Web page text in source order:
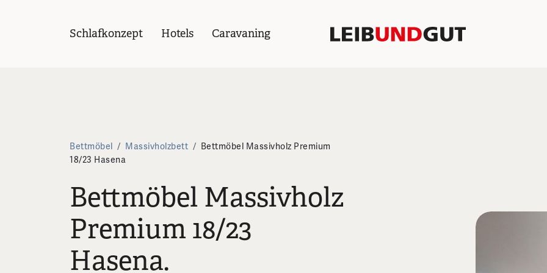
Schlafkonzept Hotels Caravaning
Bettmöbel / Massivholzbett / Bettmöbel Massivholz Premium
18/23 Hasena
Bettmöbel Massivholz
Premium 18/23
Hasena.